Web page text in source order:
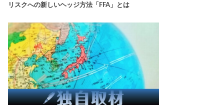
リスクへの新しいヘッジ方法「FFA」とは